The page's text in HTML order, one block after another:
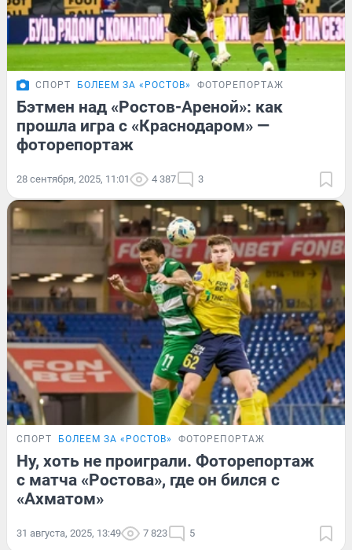
СПОРТ БОЛЕЕМ ЗА «РОСТОВ» ФОТОРЕПОРТАЖ
Бэтмен над «Ростов-Ареной»: как
прошла игра с «Краснодаром» —
фоторепортаж
28 сентября, 2025, 11:01 4 387 3
СПОРТ БОЛЕЕМ ЗА «РОСТОВ» ФОТОРЕПОРТАЖ
Ну, хоть не проиграли. Фоторепортаж
с матча «Ростова», где он бился с
«Ахматом»
31 августа, 2025, 13:49 7 823 5